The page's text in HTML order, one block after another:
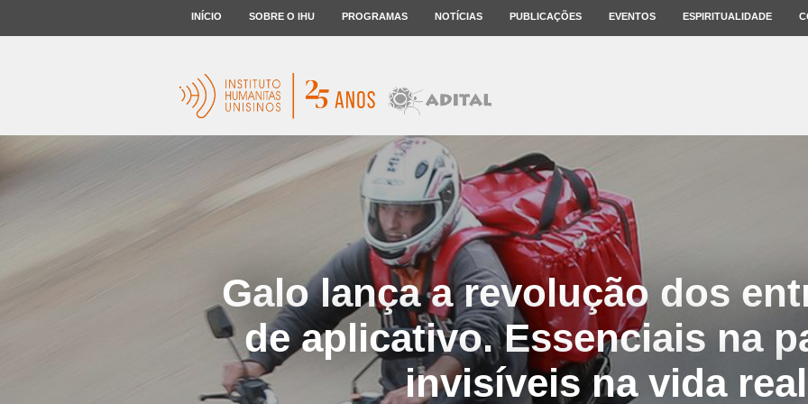
INÍCIO SOBRE O IHU PROGRAMAS NOTÍCIAS PUBLICAÇÕES EVENTOS ESPIRITUALIDADE
Galo lança a revolução dos
de aplicativo. Essenciais na
invisíveis na vida real